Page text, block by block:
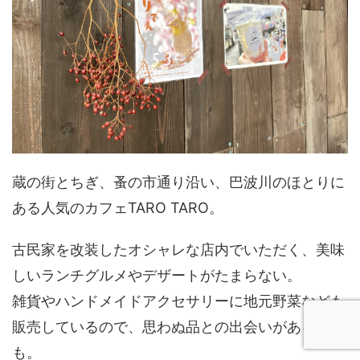
蔵の街とちぎ、蚤の市通り沿い、巴波川のほとりに
ある人気のカフェTARO TARO。
古民家を改装したオシャレな店内でいただく、美味
しいランチグルメやデザートがたまらない。
雑貨やハンドメイドアクセサリーに地元野菜なども
販売しているので、思わぬ品との出会いがあるか
も。